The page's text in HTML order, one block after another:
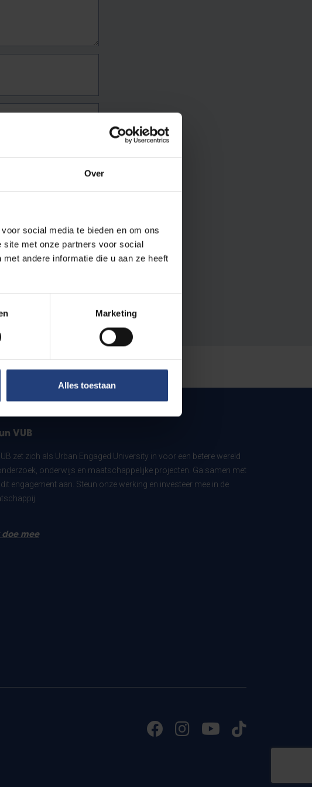
Over
social media te bieden en om ons
site met onze partners voor social
andere informatie die u aan ze heeft
Marketing
Alles toestaan
VUB
zet zich als Urban Engaged University in voor een betere wereld
onderwijs en maatschappelijke projecten. Ga samen met
engagement aan. Steun onze werking en investeer mee in de
doe mee